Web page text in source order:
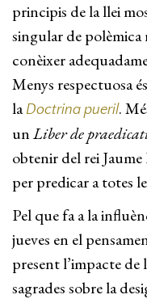
principis de la llei
singular de
conèixer
Menys respectuosa
laDoctrina pueril.
unLiber de
obtenir del rei
per predicar a totes
Pel que fa a la
jueves en el
present l’impacte de
sagrades sobre la